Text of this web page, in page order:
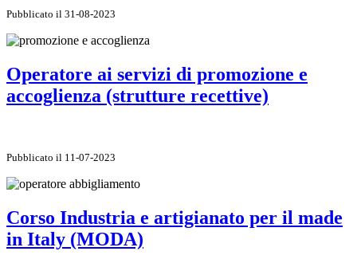
Pubblicato il 31-08-2023
Operatore ai servizi di promozione e
accoglienza (strutture recettive)
Pubblicato il 11-07-2023
Corso Industria e artigianato per il made
in Italy (MODA)